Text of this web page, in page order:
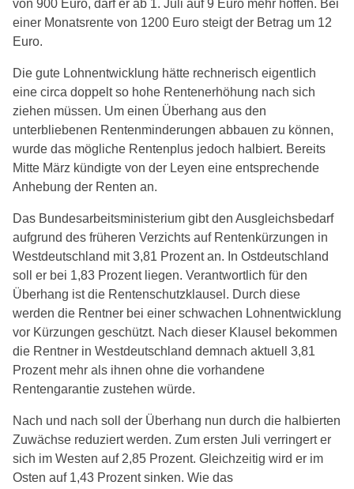
von 900 Euro, darf er ab 1. Juli auf 9 Euro mehr hoffen. Bei
einer Monatsrente von 1200 Euro steigt der Betrag um 12
Euro.
Die gute Lohnentwicklung hätte rechnerisch eigentlich
eine circa doppelt so hohe Rentenerhöhung nach sich
ziehen müssen. Um einen Überhang aus den
unterbliebenen Rentenminderungen abbauen zu können,
wurde das mögliche Rentenplus jedoch halbiert. Bereits
Mitte März kündigte von der Leyen eine entsprechende
Anhebung der Renten an.
Das Bundesarbeitsministerium gibt den Ausgleichsbedarf
aufgrund des früheren Verzichts auf Rentenkürzungen in
Westdeutschland mit 3,81 Prozent an. In Ostdeutschland
soll er bei 1,83 Prozent liegen. Verantwortlich für den
Überhang ist die Rentenschutzklausel. Durch diese
werden die Rentner bei einer schwachen Lohnentwicklung
vor Kürzungen geschützt. Nach dieser Klausel bekommen
die Rentner in Westdeutschland demnach aktuell 3,81
Prozent mehr als ihnen ohne die vorhandene
Rentengarantie zustehen würde.
Nach und nach soll der Überhang nun durch die halbierten
Zuwächse reduziert werden. Zum ersten Juli verringert er
sich im Westen auf 2,85 Prozent. Gleichzeitig wird er im
Osten auf 1,43 Prozent sinken. Wie das